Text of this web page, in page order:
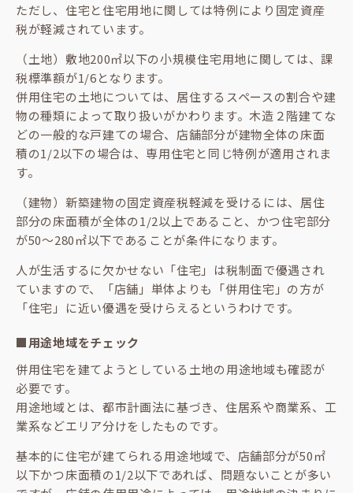
ただし、住宅と住宅用地に関しては特例により固定資産
税が軽減されています。
（土地）敷地200㎡以下の小規模住宅用地に関しては、課
税標準額が1/6となります。
併用住宅の土地については、居住するスペースの割合や建
物の種類によって取り扱いがかわります。木造２階建てな
どの一般的な戸建ての場合、店舗部分が建物全体の床面
積の1/2以下の場合は、専用住宅と同じ特例が適用されま
す。
（建物）新築建物の固定資産税軽減を受けるには、居住
部分の床面積が全体の1/2以上であること、かつ住宅部分
が50～280㎡以下であることが条件になります。
人が生活するに欠かせない「住宅」は税制面で優遇され
ていますので、「店舗」単体よりも「併用住宅」の方が
「住宅」に近い優遇を受けらえるというわけです。
■用途地域をチェック
併用住宅を建てようとしている土地の用途地域も確認が
必要です。
用途地域とは、都市計画法に基づき、住居系や商業系、工
業系などエリア分けをしたものです。
基本的に住宅が建てられる用途地域で、店舗部分が50㎡
以下かつ床面積の1/2以下であれば、問題ないことが多い